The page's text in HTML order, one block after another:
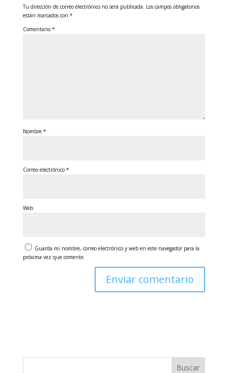
Tu dirección de correo electrónico no será publicada. Los campos obligatorios
están marcados con *
Comentario *
Nombre *
Correo electrónico *
Web
Guarda mi nombre, correo electrónico y web en este navegador para la
próxima vez que comente.
Buscar